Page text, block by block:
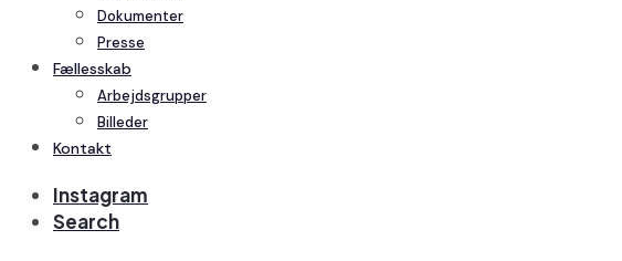
Dokumenter
Presse
Fællesskab
Arbejdsgrupper
Billeder
Kontakt
Instagram
Search